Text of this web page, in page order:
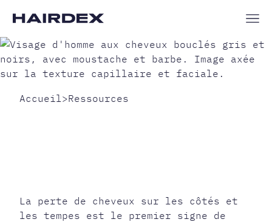
Accueil >Ressources
La perte de cheveux sur les côtés et
les tempes est le premier signe de